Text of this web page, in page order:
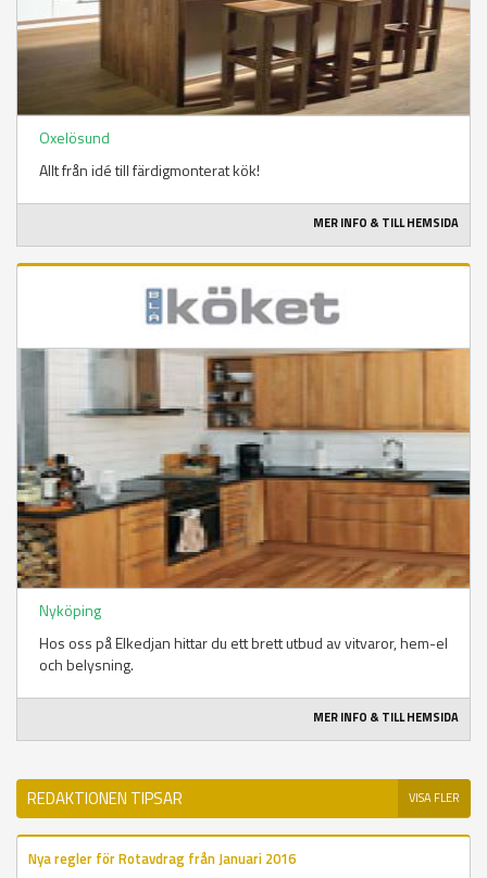
Oxelösund
Allt från idé till färdigmonterat kök!
MER INFO & TILL HEMSIDA
Nyköping
Hos oss på Elkedjan hittar du ett brett utbud av vitvaror, hem-el
och belysning.
MER INFO & TILL HEMSIDA
REDAKTIONEN TIPSAR VISA FLER
Nya regler för Rotavdrag från Januari 2016